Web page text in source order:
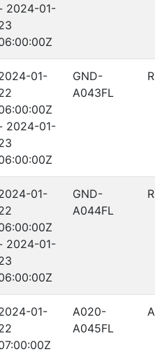
2024-01-
01-
2024-01-
GND-
A043FL
01-
2024-01-
GND-
A044FL
01-
A020-
A045FL